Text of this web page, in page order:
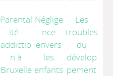
Parental
ité -
addictio
n à
Bruxelle
Néglige
nce
envers
les
enfants
Les
troubles
du
dévelop
pement